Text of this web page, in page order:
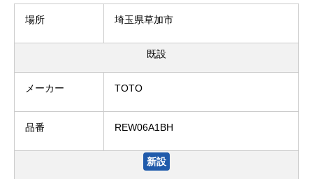
場所 埼玉県草加市
既設
メーカー TOTO
品番 REW06A1BH
新設